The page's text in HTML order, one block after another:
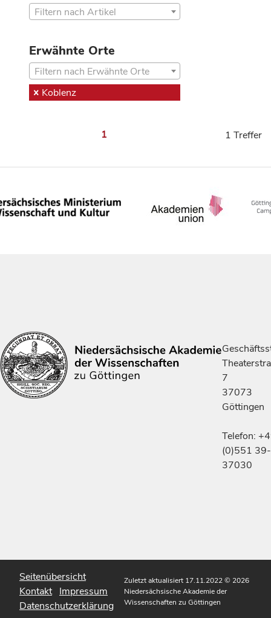
Filtern nach Artikel
Erwähnte Orte
Filtern nach Erwähnte Orte
Koblenz
1 1 Treffer
7
37073
Göttingen
Telefon:
(0)551 39-
37030
Seitenübersicht
Kontakt Impressum
Datenschutzerklärung
Zuletzt aktualisiert 17.11.2022© 2026
Niedersächsische Akademie der
Wissenschaften zu Göttingen